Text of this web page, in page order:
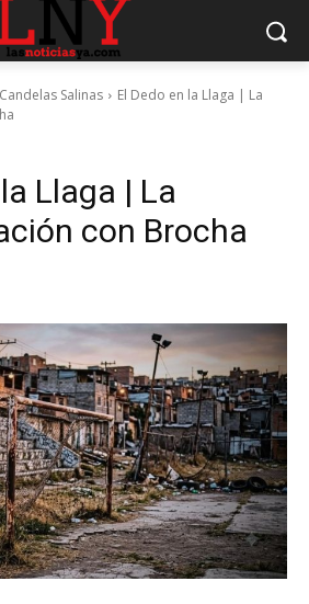
Salinas
El Dedo en la Llaga | La
Llaga | La
con Brocha